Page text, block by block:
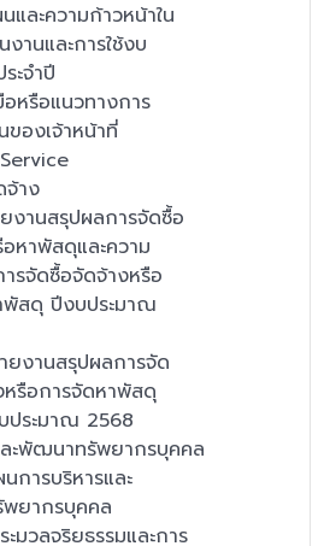
และความก้าวหน้าใน
งานและการใช้งบ
ะจำปี
หรือแนวทางการ
องเจ้าหน้าที่
าง
งานสรุปผลการจัดซื้อ
หาพัสดุและความ
รจัดซื้อจัดจ้างหรือ
พัสดุ ปีงบประมาณ
ยงานสรุปผลการจัด
รือการจัดหาพัสดุ
ประมาณ 2568
ะพัฒนาทรัพยากรบุคคล
การบริหารและ
ยากรบุคคล
ะมวลจริยธรรมและการ